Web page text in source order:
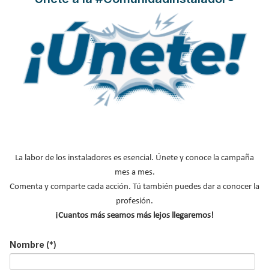
MÁS SOBRE ASOCIACIONES
ATECYR
AFEC
CNI
NOTICIAS DESTACADAS
Suscríbete a
nuestros boletines
La labor de los instaladores es esencial. Únete y conoce la campaña
mes a mes.
Comenta y comparte cada acción. Tú también puedes dar a conocer la
profesión.
¡Cuantos más seamos más lejos llegaremos!
Nombre (*)